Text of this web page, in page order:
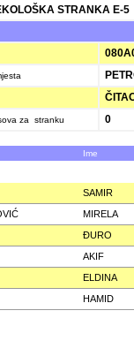
STRANKA E-5
za stranku 0
Ime
SAMIR
MIRELA
ÐURO
AKIF
ELDINA
HAMID